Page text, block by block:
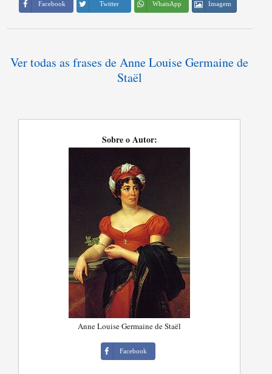
Facebook Twitter WhatsApp Imagem
Ver todas as frases de Anne Louise Germaine de
Staël
Sobre o Autor:
Anne Louise Germaine de Staël
Facebook